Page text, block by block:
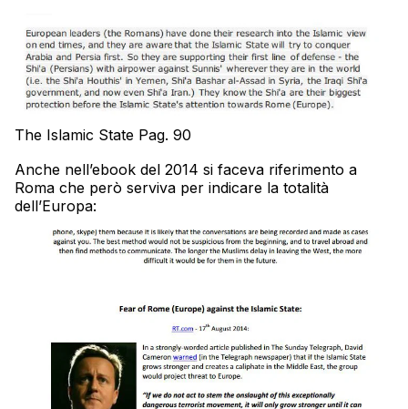
The Islamic State Pag. 90
Anche nell’ebook del 2014 si faceva riferimento a
Roma che però serviva per indicare la totalità
dell’Europa: